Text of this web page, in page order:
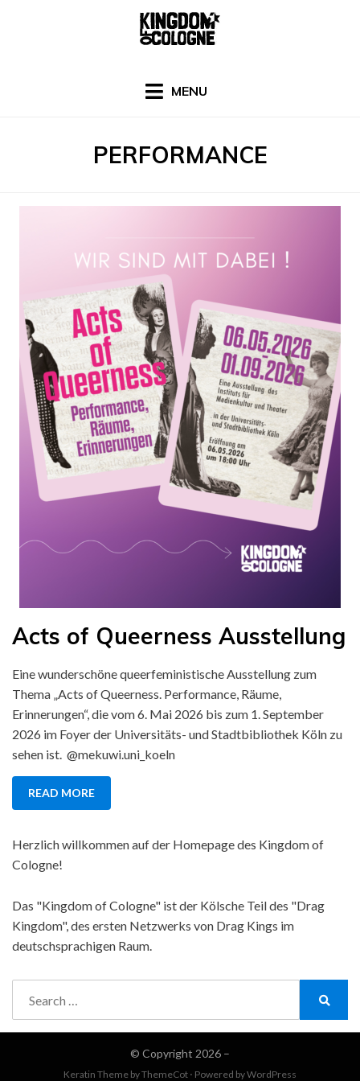
MENU
SCHLAGWORT
:
PERFORMANCE
kingdomofcologne
Posted
on
Juni 6, 2026
Uncategorized
Acts of Queerness Ausstellung
Eine wunderschöne queerfeministische Ausstellung zum
Thema „Acts of Queerness. Performance, Räume,
Erinnerungen“, die vom 6. Mai 2026 bis zum 1. September
2026 im Foyer der Universitäts- und Stadtbibliothek Köln zu
sehen ist. @mekuwi.uni_koeln
READ MORE
Herzlich willkommen auf der Homepage des Kingdom of
Cologne!
Das "Kingdom of Cologne" ist der Kölsche Teil des "Drag
Kingdom", des ersten Netzwerks von Drag Kings im
deutschsprachigen Raum.
for:
© Copyright 2026 –
Keratin Theme byThemeCot ⋅ Powered byWordPress